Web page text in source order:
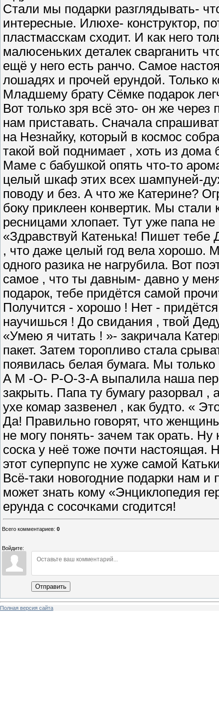
Стали мы подарки разглядывать-
интересные. Илюхе- конструктор,
пластмасскам сходит. И как него
малюсеньких деталек сварганить
ещё у него есть ранчо. Самое
лошадях и прочей ерундой. Только
Младшему брату Сёмке подарок
Вот только зря всё это- он же через
нам приставать. Сначала
на Незнайку, который в космос
такой вой поднимает , хоть из
Маме с бабушкой опять что-то
целый шкаф этих всех шампуней-
поводу и без. А что же Катерине?
боку приклеен конвертик. Мы стали
ресницами хлопает. Тут уже папа
«Здравствуй Катенька! Пишет тебе
, что даже целый год вела хорошо.
одного разика не нагрубила. Вот
самое , что ты давным- давно у
подарок, тебе придётся самой
Получится - хорошо ! Нет -
научишься ! До свидания , твой
«Умею я читать ! »- закричала
пакет. Затем торопливо стала
появилась белая бумага. Мы
А М -О- Р-О-З-А выпалила наша
закрыть. Папа ту бумагу разорвал ,
ухе комар зазвенел , как будто. «
Да! Правильно говорят, что
не могу понять- зачем так орать.
соска у неё тоже почти настоящая.
этот суперпупс не хуже самой
Всё-таки новогодние подарки нам
может знать кому «Энциклопедия
ерунда с сосочками сгодится!
Всего комментариев: 0
Войдите:
Отправить
Полная версия сайта